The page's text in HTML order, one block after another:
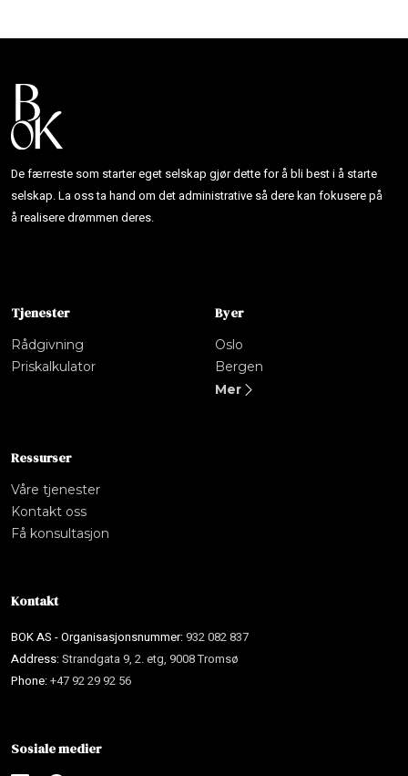
De færreste som starter eget selskap gjør dette for å bli best i å starte
selskap. La oss ta hand om det administrative så dere kan fokusere på
å realisere drømmen deres.
Tjenester
Rådgivning
Priskalkulator
Byer
Oslo
Bergen
Mer
Ressurser
Våre tjenester
Kontakt oss
Få konsultasjon
Kontakt
BOK AS - Organisasjonsnummer:932 082 837
Address:Strandgata 9, 2. etg, 9008 Tromsø
Phone:+47 92 29 92 56
Sosiale medier
Bok AS